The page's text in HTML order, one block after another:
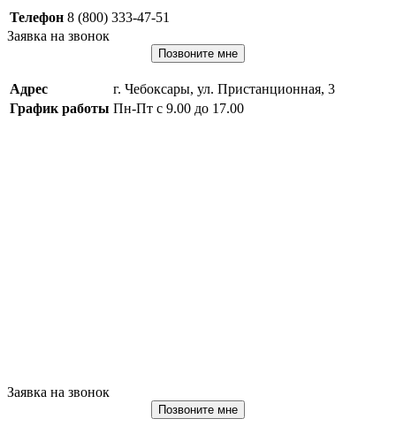
Телефон 8 (800) 333-47-51
Заявка на звонок
Позвоните мне
Адрес
г. Чебоксары, ул. Пристанционная, 3
График работы Пн-Пт с 9.00 до 17.00
Заявка на звонок
Позвоните мне